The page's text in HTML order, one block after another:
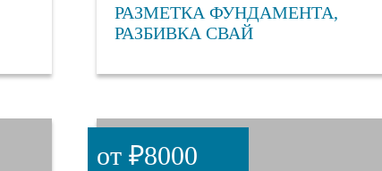
РАЗМЕТКА ФУНДАМЕНТА,
РАЗБИВКА СВАЙ
от ₽8000